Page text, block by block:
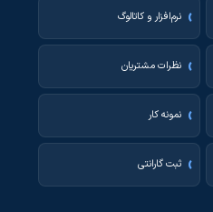
نرم‌افزار و کاتالوگ
نظرات مشتریان
نمونه کار
ثبت گارانتی